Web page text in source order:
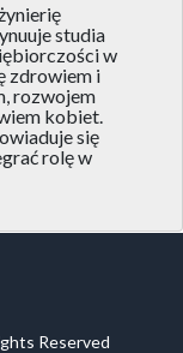
studia
w
zdrowiem i
rozwojem
kobiet.
się
rolę w
Reserved